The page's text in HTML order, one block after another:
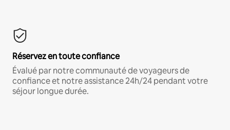
Réservez en toute confiance
Évalué par notre communauté de voyageurs de
confiance et notre assistance 24h/24 pendant votre
séjour longue durée.